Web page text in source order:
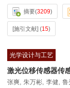
摘要(3209)
[施引文献] (15)
光学设计与工艺
激光位移传感器传
张爽, 朱万彬, 李健, 鲁